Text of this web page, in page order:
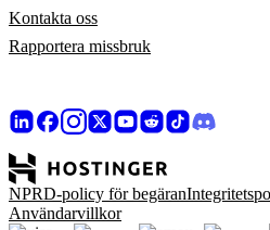
Kontakta oss
Rapportera missbruk
NPRD-policy för begäran
Användarvillkor